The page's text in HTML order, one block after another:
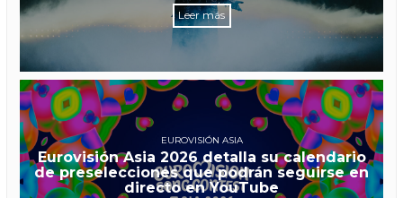
Leer más
EUROVISIÓN ASIA
Eurovisión Asia 2026 detalla su calendario
de preselecciones que podrán seguirse en
directo en YouTube